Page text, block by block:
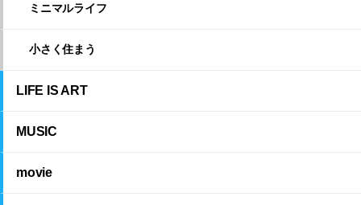
ミニマルライフ
小さく住まう
LIFE IS ART
MUSIC
movie